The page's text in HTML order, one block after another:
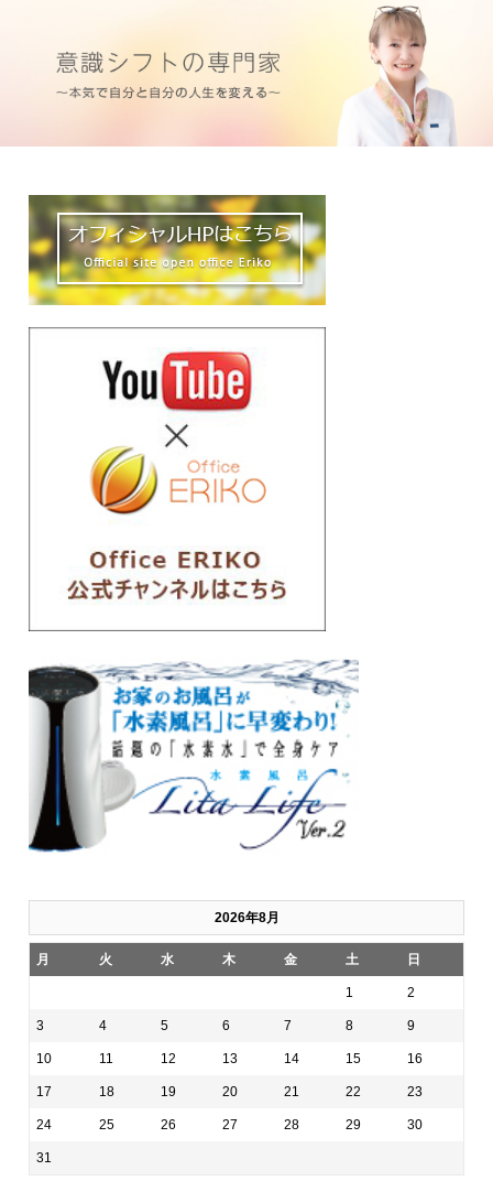
2026年8月
月 火 水 木 金 土 日
1 2
3 4 5 6 7 8 9
10 11 12 13 14 15 16
17 18 19 20 21 22 23
24 25 26 27 28 29 30
31